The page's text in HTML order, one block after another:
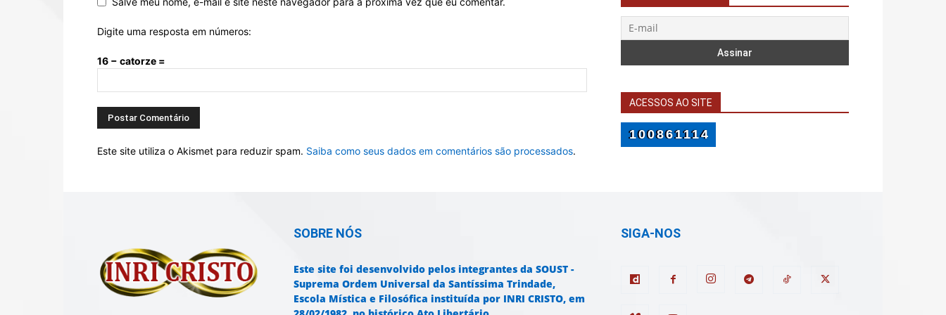
Digite uma resposta em números:
16 − catorze =
Este site utiliza o Akismet para reduzir spam. Saiba como seus dados em comentários são processados.
ACESSOS AO SITE
100861114
SOBRE NÓS
Este site foi desenvolvido pelos integrantes da SOUST -
Suprema Ordem Universal da Santíssima Trindade,
Escola Mística e Filosófica instituída por INRI CRISTO, em
SIGA-NOS